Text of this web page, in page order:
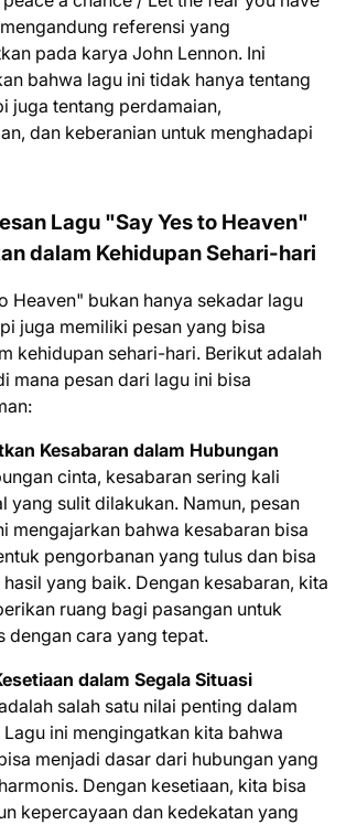
referensi yang
pada karya John Lennon. Ini
bahwa lagu ini tidak hanya tentang
juga tentang perdamaian,
dan keberanian untuk menghadapi
Lagu "Say Yes to Heaven"
dalam Kehidupan Sehari-hari
Heaven" bukan hanya sekadar lagu
juga memiliki pesan yang bisa
kehidupan sehari-hari. Berikut adalah
mana pesan dari lagu ini bisa
Kesabaran dalam Hubungan
cinta, kesabaran sering kali
yang sulit dilakukan. Namun, pesan
mengajarkan bahwa kesabaran bisa
pengorbanan yang tulus dan bisa
yang baik. Dengan kesabaran, kita
ruang bagi pasangan untuk
dengan cara yang tepat.
dalam Segala Situasi
salah satu nilai penting dalam
Lagu ini mengingatkan kita bahwa
menjadi dasar dari hubungan yang
Dengan kesetiaan, kita bisa
kepercayaan dan kedekatan yang